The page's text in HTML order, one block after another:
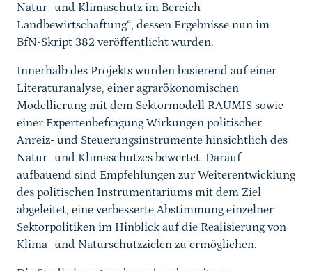
Natur- und Klimaschutz im Bereich
Landbewirtschaftung“, dessen Ergebnisse nun im
BfN-Skript 382 veröffentlicht wurden.
Innerhalb des Projekts wurden basierend auf einer
Literaturanalyse, einer agrarökonomischen
Modellierung mit dem Sektormodell RAUMIS sowie
einer Expertenbefragung Wirkungen politischer
Anreiz- und Steuerungsinstrumente hinsichtlich des
Natur- und Klimaschutzes bewertet. Darauf
aufbauend sind Empfehlungen zur Weiterentwicklung
des politischen Instrumentariums mit dem Ziel
abgeleitet, eine verbesserte Abstimmung einzelner
Sektorpolitiken im Hinblick auf die Realisierung von
Klima- und Naturschutzzielen zu ermöglichen.